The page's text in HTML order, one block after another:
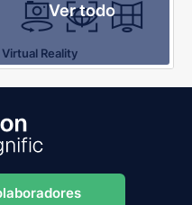
Ver todo
Virtual Reality